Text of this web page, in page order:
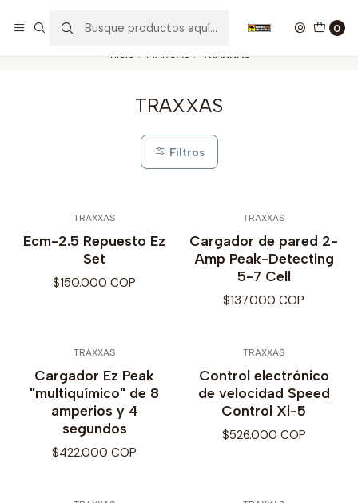
0
Inicio MARCAS TRAXXAS
TRAXXAS
Filtros
TRAXXAS
Ecm-2.5 Repuesto Ez
Set
$150.000 COP
TRAXXAS
Cargador de pared 2-
Amp Peak-Detecting
5-7 Cell
$137.000 COP
TRAXXAS
Cargador Ez Peak
"multiquímico" de 8
amperios y 4
segundos
$422.000 COP
TRAXXAS
Control electrónico
de velocidad Speed
Control Xl-5
$526.000 COP